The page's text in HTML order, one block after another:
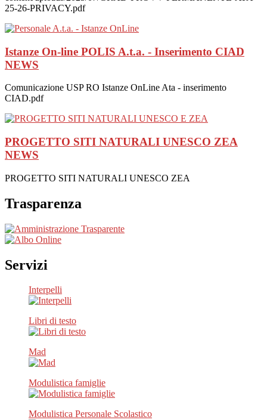
25-26-PRIVACY.pdf
Istanze On-line POLIS A.t.a. - Inserimento CIAD
NEWS
Comunicazione USP RO Istanze OnLine Ata - inserimento
CIAD.pdf
PROGETTO SITI NATURALI UNESCO ZEA
NEWS
PROGETTO SITI NATURALI UNESCO ZEA
Trasparenza
Servizi
Interpelli
Libri di testo
Mad
Modulistica famiglie
Modulistica Personale Scolastico